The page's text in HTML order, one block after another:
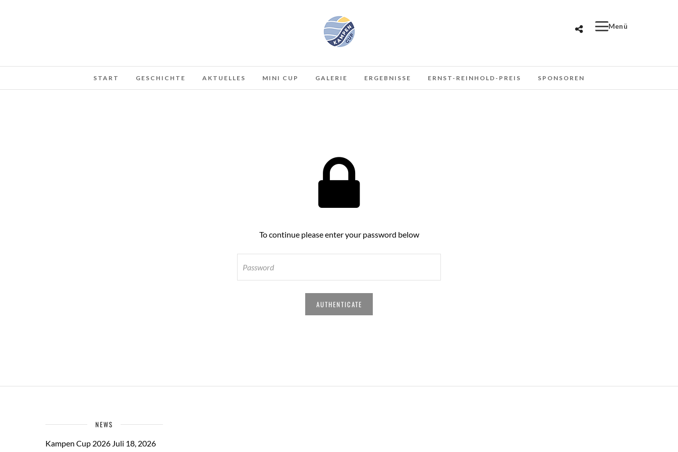
START GESCHICHTE AKTUELLES MINI CUP GALERIE ERGEBNISSE ERNST-REINHOLD-PREIS SPONSOREN
To continue please enter your password below
NEWS
Kampen Cup 2026 Juli 18, 2026